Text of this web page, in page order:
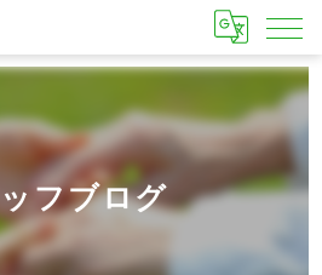
フブログ